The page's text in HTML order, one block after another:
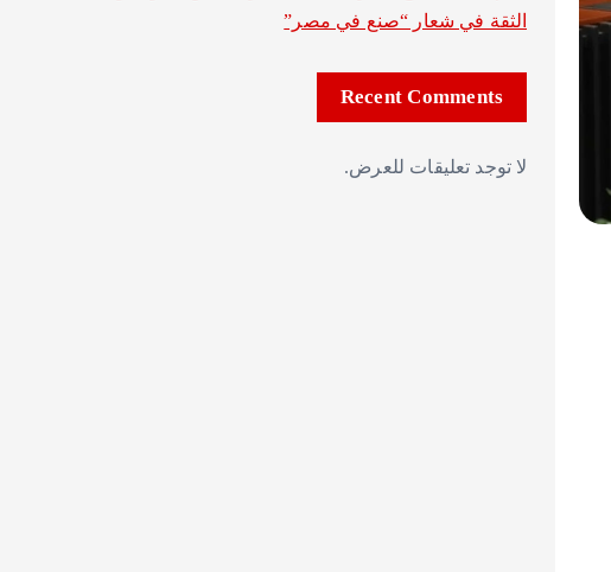
الثقة في شعار “صنع في مصر”
Recent Comments
لا توجد تعليقات للعرض.